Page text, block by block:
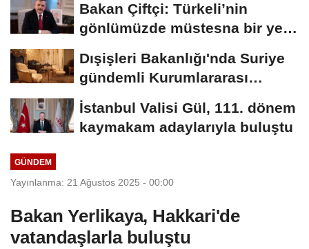
Bakan Çiftçi: Türkeli’nin
gönlümüzde müstesna bir yeri
Dışişleri Bakanlığı'nda Suriye
gündemli Kurumlararası
Eşgüdüm...
İstanbul Valisi Gül, 111. dönem
kaymakam adaylarıyla buluştu
GÜNDEM
Yayınlanma: 21 Ağustos 2025 - 00:00
Bakan Yerlikaya, Hakkari'de
vatandaşlarla buluştu